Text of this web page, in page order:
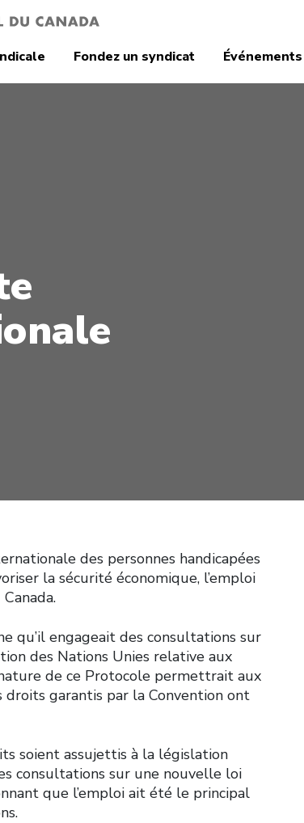
Fondez un syndicat Événements
des personnes handicapées
la sécurité économique, l’emploi
qu’il engageait des consultations sur
des Nations Unies relative aux
de ce Protocole permettrait aux
droits garantis par la Convention ont
soient assujettis à la législation
consultations sur une nouvelle loi
que l’emploi ait été le principal